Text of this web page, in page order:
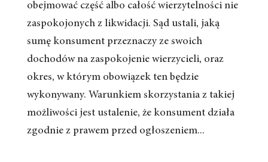
obejmować część albo całość wierzytelności nie
zaspokojonych z likwidacji. Sąd ustali, jaką
sumę konsument przeznaczy ze swoich
dochodów na zaspokojenie wierzycieli, oraz
okres, w którym obowiązek ten będzie
wykonywany. Warunkiem skorzystania z takiej
możliwości jest ustalenie, że konsument działa
zgodnie z prawem przed ogłoszeniem...